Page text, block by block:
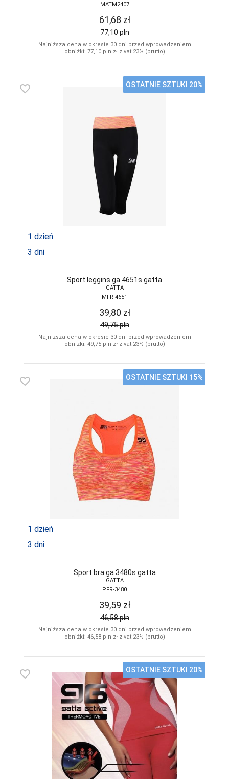
MATM2407
61,68 zł
77,10pln
Najniższa cena w okresie 30 dni przed wprowadzeniem
obniżki: 77,10 pln zł z vat 23% (brutto)
favorite_border OSTATNIE SZTUKI 20%
1 dzień
3 dni
Sport leggins ga 4651s gatta
GATTA
MFR-4651
39,80 zł
49,75pln
Najniższa cena w okresie 30 dni przed wprowadzeniem
obniżki: 49,75 pln zł z vat 23% (brutto)
favorite_border OSTATNIE SZTUKI 15%
1 dzień
3 dni
Sport bra ga 3480s gatta
GATTA
PFR-3480
39,59 zł
46,58pln
Najniższa cena w okresie 30 dni przed wprowadzeniem
obniżki: 46,58 pln zł z vat 23% (brutto)
favorite_border OSTATNIE SZTUKI 20%